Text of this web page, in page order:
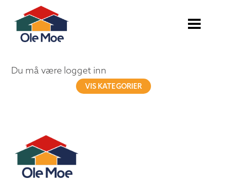
Du må være logget inn
VIS KATEGORIER